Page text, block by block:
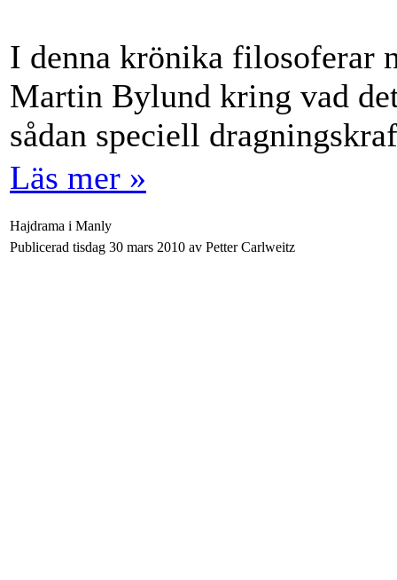
I denna krönika filosoferar
Martin Bylund kring vad
sådan speciell
Läs mer »
Hajdrama i Manly
Publicerad tisdag 30 mars 2010 av Petter Carlweitz